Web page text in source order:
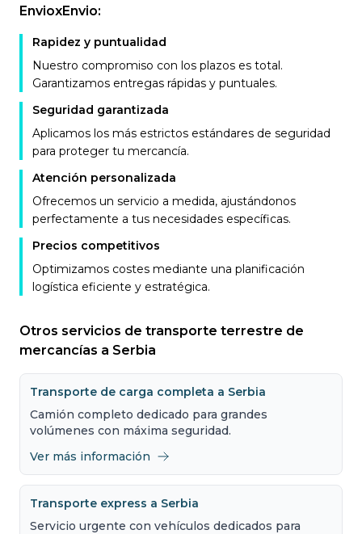
EnvioxEnvio:
Rapidez y puntualidad
Nuestro compromiso con los plazos es total.
Garantizamos entregas rápidas y puntuales.
Seguridad garantizada
Aplicamos los más estrictos estándares de seguridad
para proteger tu mercancía.
Atención personalizada
Ofrecemos un servicio a medida, ajustándonos
perfectamente a tus necesidades específicas.
Precios competitivos
Optimizamos costes mediante una planificación
logística eficiente y estratégica.
Otros servicios de transporte terrestre de
mercancías a Serbia
Transporte de carga completa a Serbia
Camión completo dedicado para grandes
volúmenes con máxima seguridad.
Ver más información
Transporte express a Serbia
Servicio urgente con vehículos dedicados para